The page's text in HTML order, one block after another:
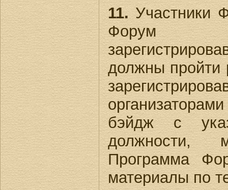
11.Участники
Форум
должны пройти
бэйдж с
должности,
Программа
материалы по